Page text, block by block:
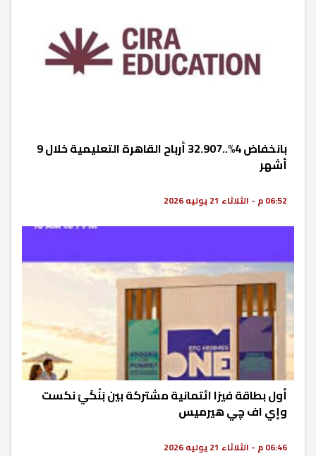
بانخفاض 4%..32.907 أرباح القاهرة التعليمية خلال 9
أشهر
06:52 م - الثلاثاء 21 يوليه 2026
أول بطاقة فيزا ائتمانية مشتركة بين بَنْكَيْ نكست
وإي اف چي هيرميس
06:46 م - الثلاثاء 21 يوليه 2026